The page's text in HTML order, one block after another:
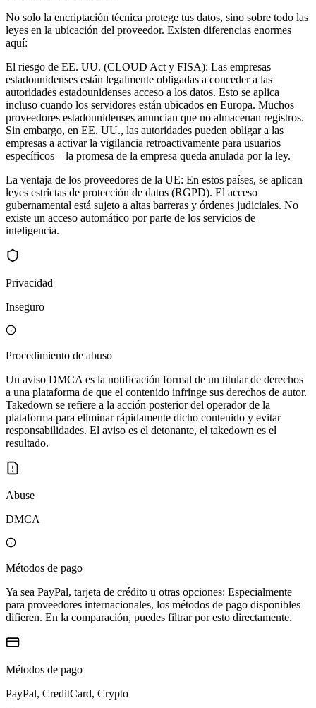
No solo la encriptación técnica protege tus datos, sino sobre todo las
leyes en la ubicación del proveedor. Existen diferencias enormes
aquí:
El riesgo de EE. UU. (CLOUD Act y FISA): Las empresas
estadounidenses están legalmente obligadas a conceder a las
autoridades estadounidenses acceso a los datos. Esto se aplica
incluso cuando los servidores están ubicados en Europa. Muchos
proveedores estadounidenses anuncian que no almacenan registros.
Sin embargo, en EE. UU., las autoridades pueden obligar a las
empresas a activar la vigilancia retroactivamente para usuarios
específicos – la promesa de la empresa queda anulada por la ley.
La ventaja de los proveedores de la UE: En estos países, se aplican
leyes estrictas de protección de datos (RGPD). El acceso
gubernamental está sujeto a altas barreras y órdenes judiciales. No
existe un acceso automático por parte de los servicios de
inteligencia.
Privacidad
Inseguro
Procedimiento de abuso
Un aviso DMCA es la notificación formal de un titular de derechos
a una plataforma de que el contenido infringe sus derechos de autor.
Takedown se refiere a la acción posterior del operador de la
plataforma para eliminar rápidamente dicho contenido y evitar
responsabilidades. El aviso es el detonante, el takedown es el
resultado.
Abuse
DMCA
Métodos de pago
Ya sea PayPal, tarjeta de crédito u otras opciones: Especialmente
para proveedores internacionales, los métodos de pago disponibles
difieren. En la comparación, puedes filtrar por esto directamente.
Métodos de pago
PayPal, CreditCard, Crypto